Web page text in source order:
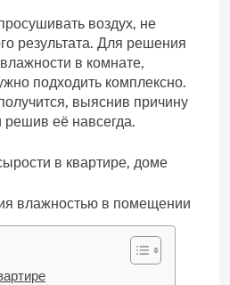
воздух, не
результата. Для решения
в комнате,
подходить комплексно.
выяснив причину
её навсегда.
влажностью в помещении